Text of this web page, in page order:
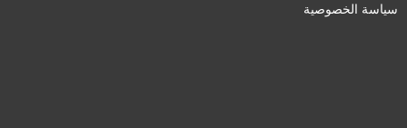
سياسة الخصوصية